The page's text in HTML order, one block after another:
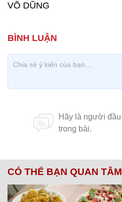
VÕ DŨNG
CÓ THỂ BẠN QUAN TÂM